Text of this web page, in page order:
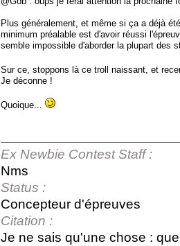
Plus généralement, et même si ça a déjà
minimum préalable est d'avoir réussi
semble impossible d'aborder la plupart des
Sur ce, stoppons là ce troll naissant, et
Je déconne !
Quoique...
Ex Newbie Contest Staff :
Nms
Status :
Concepteur d'épreuves
Citation :
Je ne sais qu'une chose :